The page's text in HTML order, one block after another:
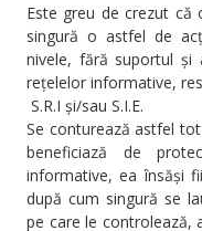
Este greu de crezut
singură o astfel de
nivele, fără suportul și
rețelelor informative,
S.R.I și/sau S.I.E.
Se conturează astfel
beneficiază de
informative, ea însăși
după cum singură se
pe care le controlează,